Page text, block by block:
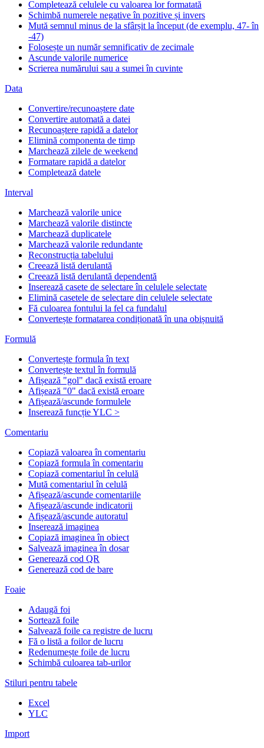
Completează celulele cu valoarea lor formatată
Schimbă numerele negative în pozitive și invers
Mută semnul minus de la sfârșit la început (de exemplu, 47- în
-47)
Folosește un număr semnificativ de zecimale
Ascunde valorile numerice
Scrierea numărului sau a sumei în cuvinte
Data
Convertire/recunoaștere date
Convertire automată a datei
Recunoaștere rapidă a datelor
Elimină componenta de timp
Marchează zilele de weekend
Formatare rapidă a datelor
Completează datele
Interval
Marchează valorile unice
Marchează valorile distincte
Marchează duplicatele
Marchează valorile redundante
Reconstrucția tabelului
Creează listă derulantă
Creează listă derulantă dependentă
Inserează casete de selectare în celulele selectate
Elimină casetele de selectare din celulele selectate
Fă culoarea fontului la fel ca fundalul
Convertește formatarea condiționată în una obișnuită
Formulă
Convertește formula în text
Convertește textul în formulă
Afișează "gol" dacă există eroare
Afișează "0" dacă există eroare
Afișează/ascunde formulele
Inserează funcție YLC >
Comentariu
Copiază valoarea în comentariu
Copiază formula în comentariu
Copiază comentariul în celulă
Mută comentariul în celulă
Afișează/ascunde comentariile
Afișează/ascunde indicatorii
Afișează/ascunde autoratul
Inserează imaginea
Copiază imaginea în obiect
Salvează imaginea în dosar
Generează cod QR
Generează cod de bare
Foaie
Adaugă foi
Sortează foile
Salvează foile ca registre de lucru
Fă o listă a foilor de lucru
Redenumește foile de lucru
Schimbă culoarea tab-urilor
Stiluri pentru tabele
Excel
YLC
Import